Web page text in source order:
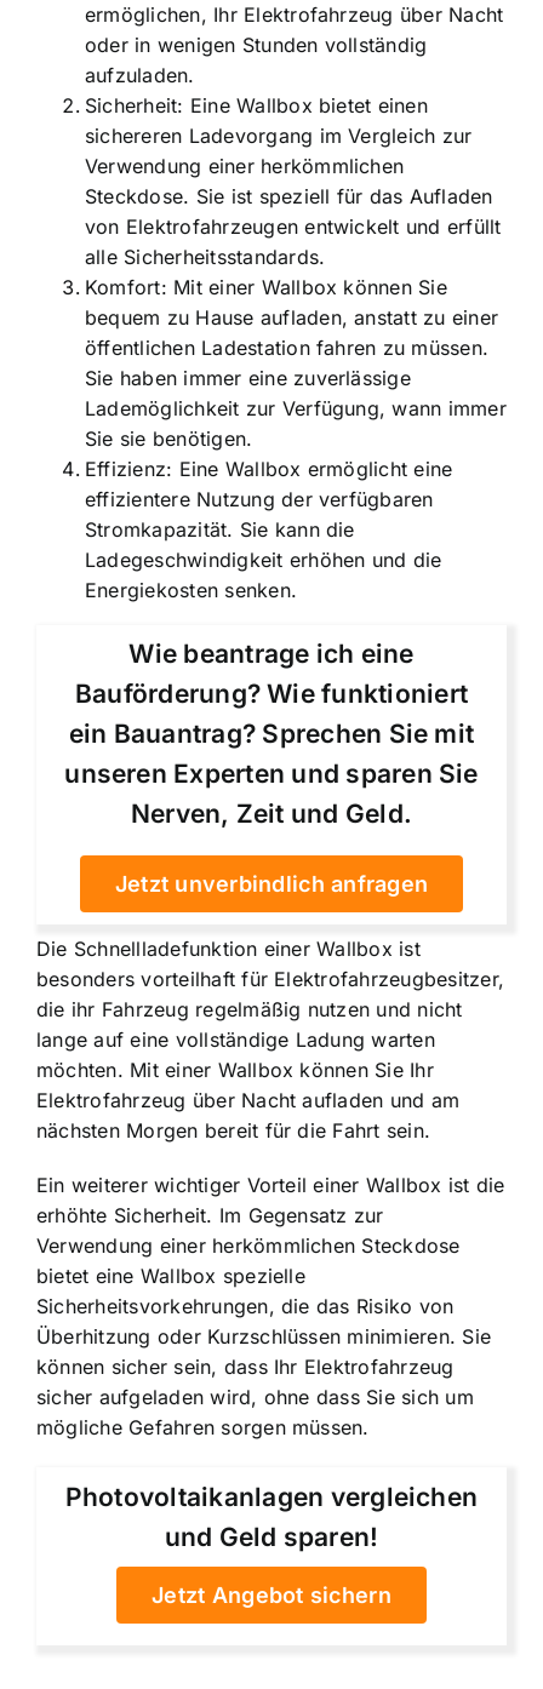
ermöglichen, Ihr Elektrofahrzeug über Nacht
oder in wenigen Stunden vollständig
aufzuladen.
Sicherheit: Eine Wallbox bietet einen
sichereren Ladevorgang im Vergleich zur
Verwendung einer herkömmlichen
Steckdose. Sie ist speziell für das Aufladen
von Elektrofahrzeugen entwickelt und erfüllt
alle Sicherheitsstandards.
Komfort: Mit einer Wallbox können Sie
bequem zu Hause aufladen, anstatt zu einer
öffentlichen Ladestation fahren zu müssen.
Sie haben immer eine zuverlässige
Lademöglichkeit zur Verfügung, wann immer
Sie sie benötigen.
Effizienz: Eine Wallbox ermöglicht eine
effizientere Nutzung der verfügbaren
Stromkapazität. Sie kann die
Ladegeschwindigkeit erhöhen und die
Energiekosten senken.
Wie beantrage ich eine
Bauförderung? Wie funktioniert
ein Bauantrag? Sprechen Sie mit
unseren Experten und sparen Sie
Nerven, Zeit und Geld.
Jetzt unverbindlich anfragen
Die Schnellladefunktion einer Wallbox ist
besonders vorteilhaft für Elektrofahrzeugbesitzer,
die ihr Fahrzeug regelmäßig nutzen und nicht
lange auf eine vollständige Ladung warten
möchten. Mit einer Wallbox können Sie Ihr
Elektrofahrzeug über Nacht aufladen und am
nächsten Morgen bereit für die Fahrt sein.
Ein weiterer wichtiger Vorteil einer Wallbox ist die
erhöhte Sicherheit. Im Gegensatz zur
Verwendung einer herkömmlichen Steckdose
bietet eine Wallbox spezielle
Sicherheitsvorkehrungen, die das Risiko von
Überhitzung oder Kurzschlüssen minimieren. Sie
können sicher sein, dass Ihr Elektrofahrzeug
sicher aufgeladen wird, ohne dass Sie sich um
mögliche Gefahren sorgen müssen.
Photovoltaikanlagen vergleichen
und Geld sparen!
Jetzt Angebot sichern